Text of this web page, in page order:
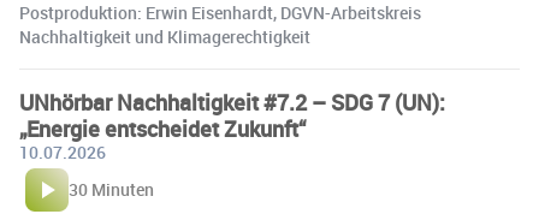
Postproduktion: Erwin Eisenhardt, ⁠DGVN-Arbeitskreis
Nachhaltigkeit und Klimagerechtigkeit
UNhörbar Nachhaltigkeit #7.2 – SDG 7 (UN):
„Energie entscheidet Zukunft“
10.07.2026
30 Minuten